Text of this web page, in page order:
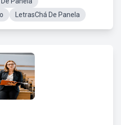
LetrasChá De Panela